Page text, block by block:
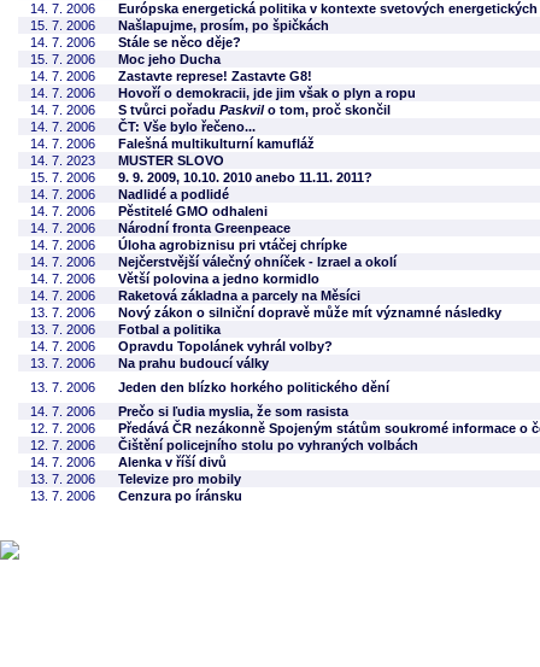
14. 7. 2006
Európska energetická politika v kontexte svetových
15. 7. 2006
Našlapujme, prosím, po špičkách
14. 7. 2006
Stále se něco děje?
15. 7. 2006
Moc jeho Ducha
14. 7. 2006
Zastavte represe! Zastavte G8!
14. 7. 2006
Hovoří o demokracii, jde jim však o plyn a ropu
14. 7. 2006
S tvůrci pořadu Paskvilo tom, proč skončil
14. 7. 2006
ČT: Vše bylo řečeno...
14. 7. 2006
Falešná multikulturní kamufláž
14. 7. 2023
MUSTER SLOVO
15. 7. 2006
9. 9. 2009, 10.10. 2010 anebo 11.11. 2011?
14. 7. 2006
Nadlidé a podlidé
14. 7. 2006
Pěstitelé GMO odhaleni
14. 7. 2006
Národní fronta Greenpeace
14. 7. 2006
Úloha agrobiznisu pri vtáčej chrípke
14. 7. 2006
Nejčerstvější válečný ohníček - Izrael a okolí
14. 7. 2006
Větší polovina a jedno kormidlo
14. 7. 2006
Raketová základna a parcely na Měsíci
13. 7. 2006
Nový zákon o silniční dopravě může mít významné následky
13. 7. 2006
Fotbal a politika
14. 7. 2006
Opravdu Topolánek vyhrál volby?
13. 7. 2006
Na prahu budoucí války
13. 7. 2006
Jeden den blízko horkého politického dění
14. 7. 2006
Prečo si ľudia myslia, že som rasista
12. 7. 2006
Předává ČR nezákonně Spojeným státům soukromé informace o
12. 7. 2006
Čištění policejního stolu po vyhraných volbách
14. 7. 2006
Alenka v říší divů
13. 7. 2006
Televize pro mobily
13. 7. 2006
Cenzura po íránsku